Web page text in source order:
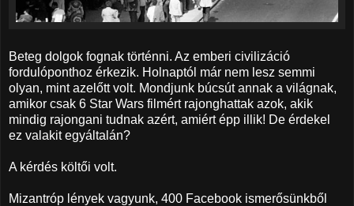
Beteg dolgok fognak történni. Az emberi civilizáció
fordulóponthoz érkezik. Holnaptól már nem lesz semmi
olyan, mint azelőtt volt. Mondjunk búcsút annak a világnak,
amikor csak 6 Star Wars filmért rajonghattak azok, akik
mindig rajongani tudnak azért, amiért épp illik! De érdekel
ez valakit egyáltalán?
A kérdés költői volt.
Mizantróp lények vagyunk, 400 Facebook ismerősünkből